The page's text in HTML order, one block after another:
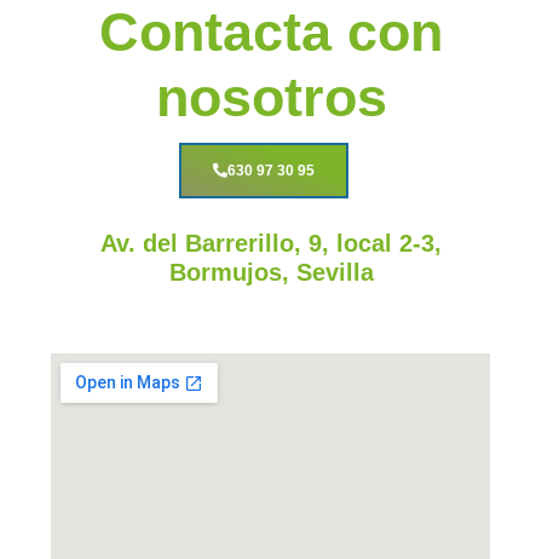
Contacta con
nosotros
630 97 30 95
Av. del Barrerillo, 9, local 2-3,
Bormujos, Sevilla